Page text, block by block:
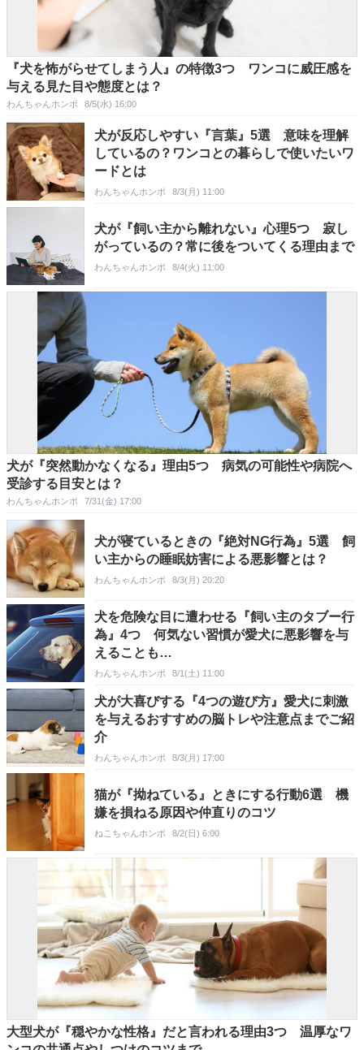
『犬を怖がらせてしまう人』の特徴3つ ワンコに威圧感を
与える見た目や態度とは？
わんちゃんホンポ 8/5(水) 16:00
犬が反応しやすい『言葉』5選 意味を理解
しているの？ワンコとの暮らしで使いたいワ
ードとは
わんちゃんホンポ 8/3(月) 11:00
犬が『飼い主から離れない』心理5つ 寂し
がっているの？常に後をついてくる理由まで
わんちゃんホンポ 8/4(火) 11:00
犬が『突然動かなくなる』理由5つ 病気の可能性や病院へ
受診する目安とは？
わんちゃんホンポ 7/31(金) 17:00
犬が寝ているときの『絶対NG行為』5選 飼
い主からの睡眠妨害による悪影響とは？
わんちゃんホンポ 8/3(月) 20:20
犬を危険な目に遭わせる『飼い主のタブー行
為』4つ 何気ない習慣が愛犬に悪影響を与
えることも…
わんちゃんホンポ 8/1(土) 11:00
犬が大喜びする『4つの遊び方』愛犬に刺激
を与えるおすすめの脳トレや注意点までご紹
介
わんちゃんホンポ 8/3(月) 17:00
猫が『拗ねている』ときにする行動6選 機
嫌を損ねる原因や仲直りのコツ
ねこちゃんホンポ 8/2(日) 6:00
大型犬が『穏やかな性格』だと言われる理由3つ 温厚なワ